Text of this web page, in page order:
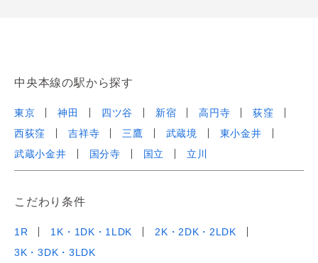
中央本線の駅から探す
東京 神田 四ツ谷 新宿 高円寺
荻窪
西荻窪
吉祥寺 三鷹 武蔵境
東小金井
武蔵小金井
国分寺 国立 立川
こだわり条件
1R 1K・1DK・1LDK
2K・2DK・2LDK
3K・3DK・3LDK